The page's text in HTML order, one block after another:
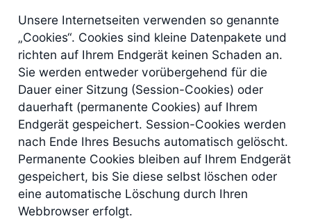
Unsere Internetseiten verwenden so genannte
„Cookies“. Cookies sind kleine Datenpakete und
richten auf Ihrem Endgerät keinen Schaden an.
Sie werden entweder vorübergehend für die
Dauer einer Sitzung (Session-Cookies) oder
dauerhaft (permanente Cookies) auf Ihrem
Endgerät gespeichert. Session-Cookies werden
nach Ende Ihres Besuchs automatisch gelöscht.
Permanente Cookies bleiben auf Ihrem Endgerät
gespeichert, bis Sie diese selbst löschen oder
eine automatische Löschung durch Ihren
Webbrowser erfolgt.